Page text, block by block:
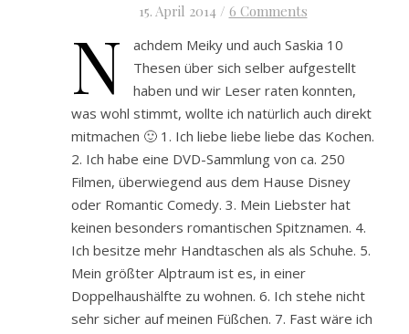
15. April 2014 / 6 Comments
N
achdem Meiky und auch Saskia 10
Thesen über sich selber aufgestellt
haben und wir Leser raten konnten,
was wohl stimmt, wollte ich natürlich auch direkt
mitmachen 🙂 1. Ich liebe liebe liebe das Kochen.
2. Ich habe eine DVD-Sammlung von ca. 250
Filmen, überwiegend aus dem Hause Disney
oder Romantic Comedy. 3. Mein Liebster hat
keinen besonders romantischen Spitznamen. 4.
Ich besitze mehr Handtaschen als als Schuhe. 5.
Mein größter Alptraum ist es, in einer
Doppelhaushälfte zu wohnen. 6. Ich stehe nicht
sehr sicher auf meinen Füßchen. 7. Fast wäre ich